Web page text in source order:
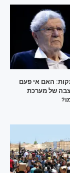
האם אי פעם
של מערכת